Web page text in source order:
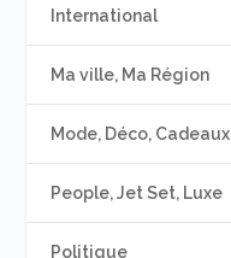
International
Ma ville, Ma Région
Mode, Déco, Cadeaux
People, Jet Set, Luxe
Politique